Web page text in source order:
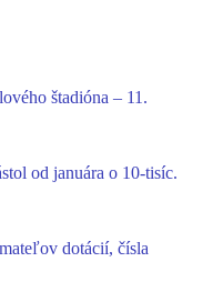
štadióna – 11.
od januára o 10-tisíc.
dotácií, čísla